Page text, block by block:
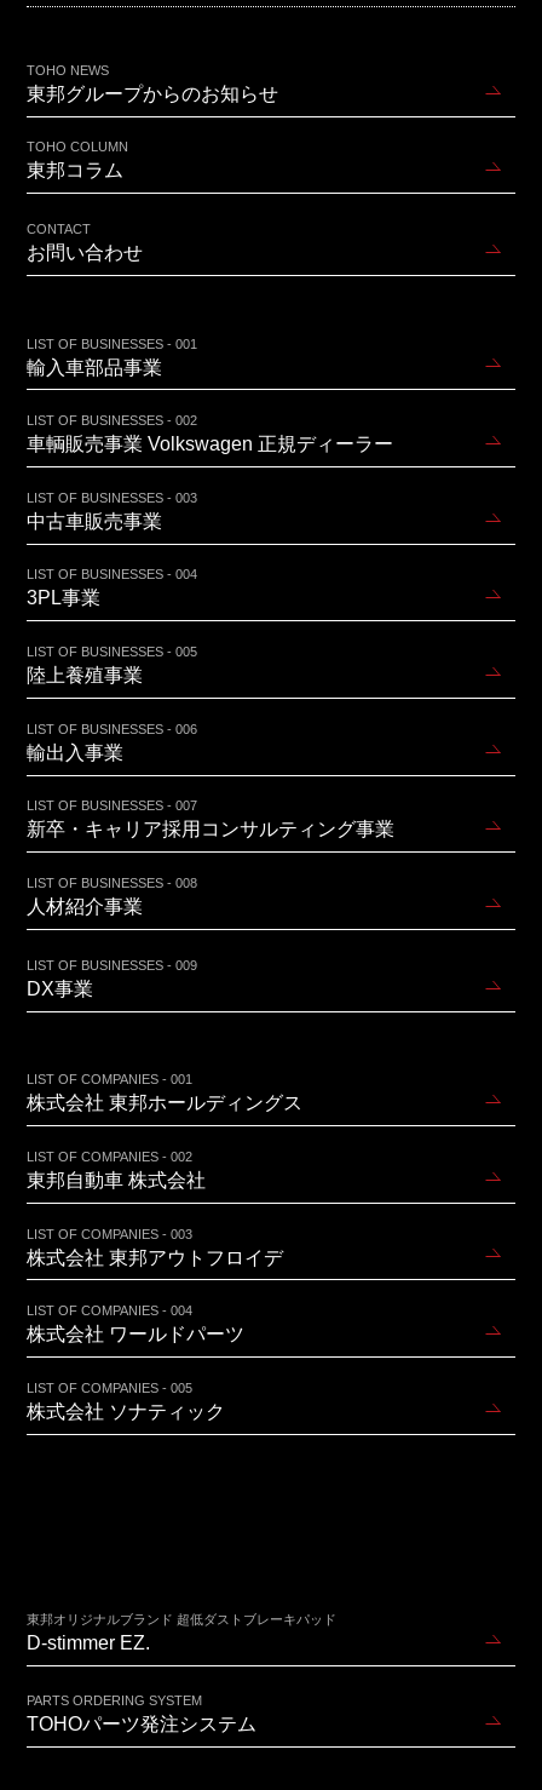
TOHO NEWS
東邦グループからのお知らせ
TOHO COLUMN
東邦コラム
CONTACT
お問い合わせ
LIST OF BUSINESSES - 001
輸入車部品事業
LIST OF BUSINESSES - 002
車輌販売事業 Volkswagen 正規ディーラー
LIST OF BUSINESSES - 003
中古車販売事業
LIST OF BUSINESSES - 004
3PL事業
LIST OF BUSINESSES - 005
陸上養殖事業
LIST OF BUSINESSES - 006
輸出入事業
LIST OF BUSINESSES - 007
新卒・キャリア採用コンサルティング事業
LIST OF BUSINESSES - 008
人材紹介事業
LIST OF BUSINESSES - 009
DX事業
LIST OF COMPANIES - 001
株式会社 東邦ホールディングス
LIST OF COMPANIES - 002
東邦自動車 株式会社
LIST OF COMPANIES - 003
株式会社 東邦アウトフロイデ
LIST OF COMPANIES - 004
株式会社 ワールドパーツ
LIST OF COMPANIES - 005
株式会社 ソナティック
東邦オリジナルブランド 超低ダストブレーキパッド
D-stimmer EZ.
PARTS ORDERING SYSTEM
TOHOパーツ発注システム